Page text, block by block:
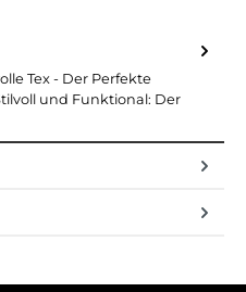
Tex - Der Perfekte
und Funktional: Der